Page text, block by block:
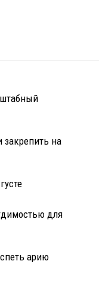
закрепить на
для
арию